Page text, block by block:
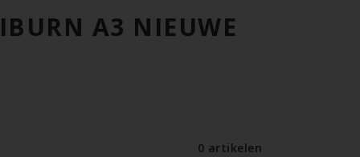
A3 NIEUWE
0 artikelen